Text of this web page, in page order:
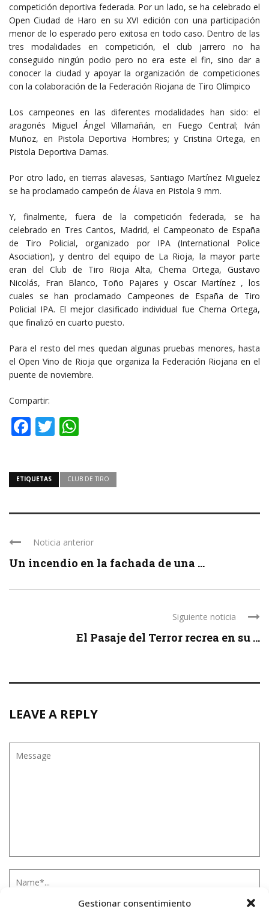
Gestionar consentimiento
competición deportiva federada. Por un lado, se ha celebrado el
Open Ciudad de Haro en su XVI edición con una participación
menor de lo esperado pero exitosa en todo caso. Dentro de las
tres modalidades en competición, el club jarrero no ha
conseguido ningún podio pero no era este el fin, sino dar a
conocer la ciudad y apoyar la organización de competiciones
con la colaboración de la Federación Riojana de Tiro Olímpico
Los campeones en las diferentes modalidades han sido: el
aragonés Miguel Ángel Villamañán, en Fuego Central; Iván
Muñoz, en Pistola Deportiva Hombres; y Cristina Ortega, en
Pistola Deportiva Damas.
Por otro lado, en tierras alavesas, Santiago Martínez Miguelez
se ha proclamado campeón de Álava en Pistola 9 mm.
Y, finalmente, fuera de la competición federada, se ha
celebrado en Tres Cantos, Madrid, el Campeonato de España
de Tiro Policial, organizado por IPA (International Police
Asociation), y dentro del equipo de La Rioja, la mayor parte
eran del Club de Tiro Rioja Alta, Chema Ortega, Gustavo
Nicolás, Fran Blanco, Toño Pajares y Oscar Martínez , los
cuales se han proclamado Campeones de España de Tiro
Policial IPA. El mejor clasificado individual fue Chema Ortega,
que finalizó en cuarto puesto.
Para el resto del mes quedan algunas pruebas menores, hasta
el Open Vino de Rioja que organiza la Federación Riojana en el
puente de noviembre.
Compartir:
Facebook
Twitter
ETIQUETAS CLUB DE TIRO
Noticia anterior
Un incendio en la fachada de una ...
Siguiente noticia
El Pasaje del Terror recrea en su ...
LEAVE A REPLY